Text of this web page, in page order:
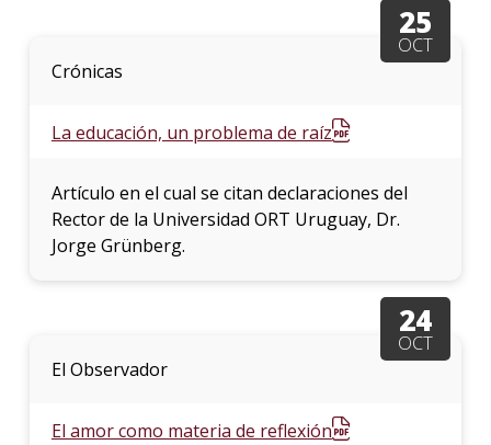
25
OCT
Crónicas
La educación, un problema de raíz
Artículo en el cual se citan declaraciones del
Rector de la Universidad ORT Uruguay, Dr.
Jorge Grünberg.
24
OCT
El Observador
El amor como materia de reflexión